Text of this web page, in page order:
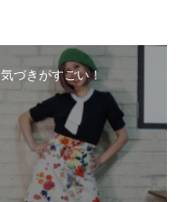
気づきがすごい！